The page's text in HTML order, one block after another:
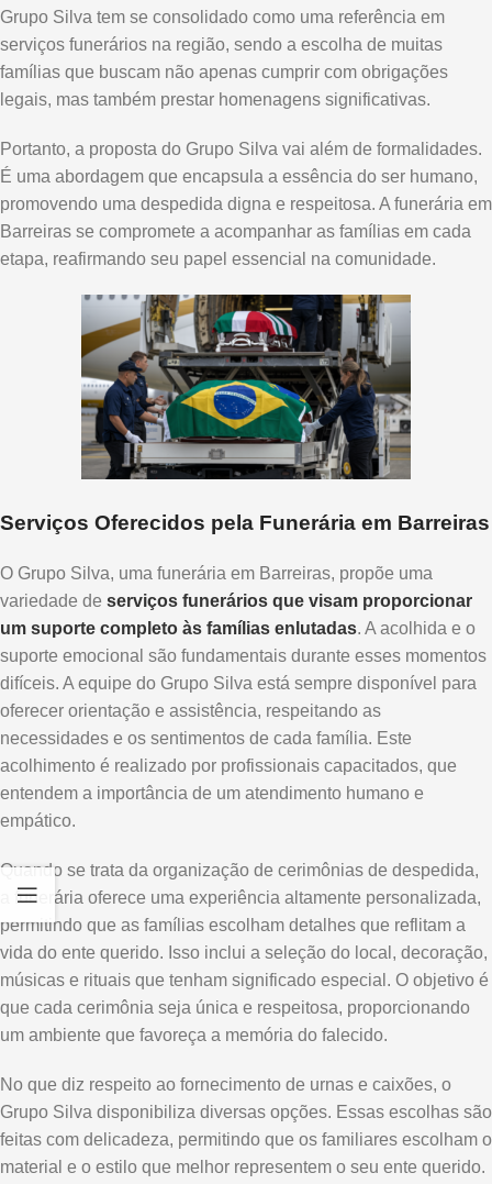
Grupo Silva tem se consolidado como uma referência em
serviços funerários na região, sendo a escolha de muitas
famílias que buscam não apenas cumprir com obrigações
legais, mas também prestar homenagens significativas.
Portanto, a proposta do Grupo Silva vai além de formalidades.
É uma abordagem que encapsula a essência do ser humano,
promovendo uma despedida digna e respeitosa. A funerária em
Barreiras se compromete a acompanhar as famílias em cada
etapa, reafirmando seu papel essencial na comunidade.
Serviços Oferecidos pela Funerária em Barreiras
O Grupo Silva, uma funerária em Barreiras, propõe uma
variedade de serviços funerários que visam proporcionar
um suporte completo às famílias enlutadas. A acolhida e o
suporte emocional são fundamentais durante esses momentos
difíceis. A equipe do Grupo Silva está sempre disponível para
oferecer orientação e assistência, respeitando as
necessidades e os sentimentos de cada família. Este
acolhimento é realizado por profissionais capacitados, que
entendem a importância de um atendimento humano e
empático.
Quando se trata da organização de cerimônias de despedida,
a funerária oferece uma experiência altamente personalizada,
permitindo que as famílias escolham detalhes que reflitam a
vida do ente querido. Isso inclui a seleção do local, decoração,
músicas e rituais que tenham significado especial. O objetivo é
que cada cerimônia seja única e respeitosa, proporcionando
um ambiente que favoreça a memória do falecido.
No que diz respeito ao fornecimento de urnas e caixões, o
Grupo Silva disponibiliza diversas opções. Essas escolhas são
feitas com delicadeza, permitindo que os familiares escolham o
material e o estilo que melhor representem o seu ente querido.